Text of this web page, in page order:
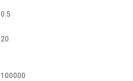
0.5
20
100000